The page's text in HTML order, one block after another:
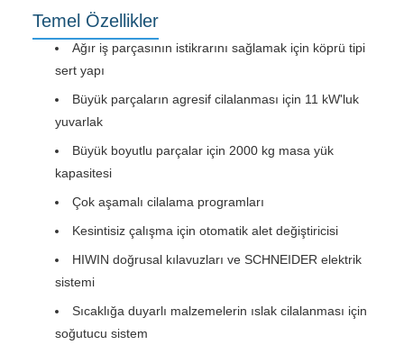
Temel Özellikler
Ağır iş parçasının istikrarını sağlamak için köprü tipi
sert yapı
Büyük parçaların agresif cilalanması için 11 kW'luk
yuvarlak
Büyük boyutlu parçalar için 2000 kg masa yük
kapasitesi
Çok aşamalı cilalama programları
Kesintisiz çalışma için otomatik alet değiştiricisi
HIWIN doğrusal kılavuzları ve SCHNEIDER elektrik
sistemi
Sıcaklığa duyarlı malzemelerin ıslak cilalanması için
soğutucu sistem